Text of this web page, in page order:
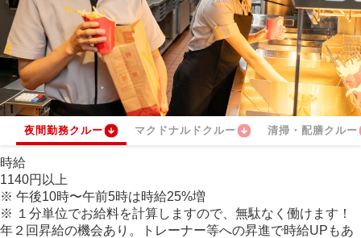
夜間勤務クルー マクドナルドクルー 清掃・配膳クルー
時給
1140円 以上
※ 午後10時〜午前5時は時給25%増
※ １分単位でお給料を計算しますので、無駄なく働けます！
年２回昇給の機会あり。トレーナー等への昇進で時給UPもあ